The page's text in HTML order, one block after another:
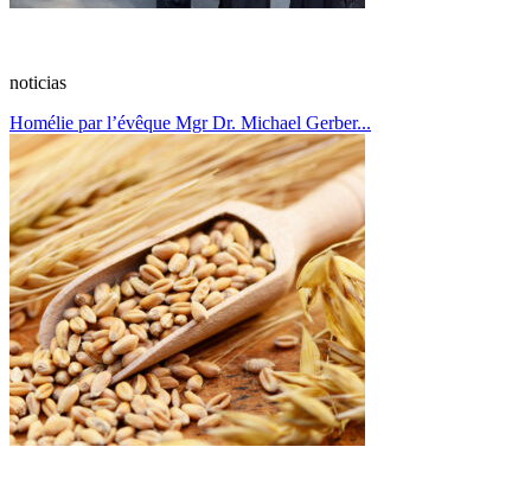
noticias
Homélie par l’évêque Mgr Dr. Michael Gerber...